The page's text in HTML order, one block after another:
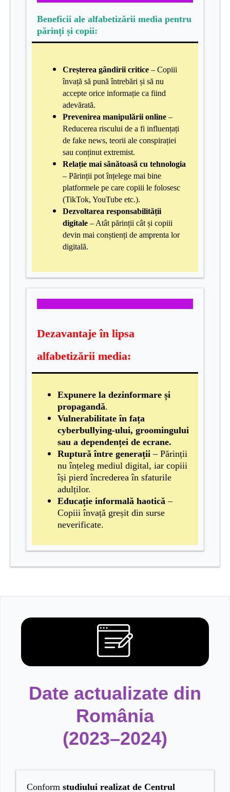
Beneficii ale alfabetizării media pentru
părinți și copii:
Creșterea gândirii critice – Copiii
învață să pună întrebări și să nu
accepte orice informație ca fiind
adevărată.
Prevenirea manipulării online –
Reducerea riscului de a fi influențați
de fake news, teorii ale conspirației
sau conținut extremist.
Relație mai sănătoasă cu tehnologia
– Părinții pot înțelege mai bine
platformele pe care copiii le folosesc
(TikTok, YouTube etc.).
Dezvoltarea responsabilității
digitale – Atât părinții cât și copiii
devin mai conștienți de amprenta lor
digitală.
Dezavantaje în lipsa
alfabetizării media:
Expunere la dezinformare și
propagandă.
Vulnerabilitate în fața
cyberbullying-ului, groomingului
sau a dependenței de ecrane.
Ruptură între generații – Părinții
nu înțeleg mediul digital, iar copiii
își pierd încrederea în sfaturile
adulților.
Educație informală haotică –
Copiii învață greșit din surse
neverificate.
Date actualizate din
România
(2023–2024)
Conform studiului realizat de Centrul